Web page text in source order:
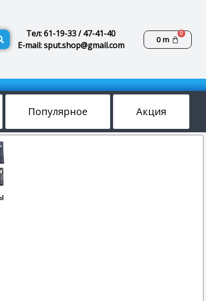
ПоискТел: 61-19-33 / 47-41-40
E-mail: sput.shop@gmail.com
0m
Популярное Акция